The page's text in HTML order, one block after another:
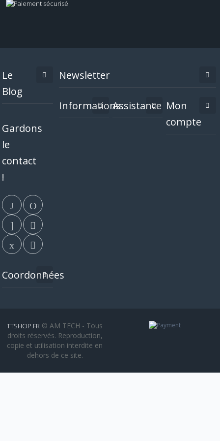
Le
Blog
Gardons
le
contact
!
Coordonnées
Newsletter
InformationsAssistance Mon
compte
TTSHOP.FR © AM TECH - Tous
droits réservés. Reproduction,
copie et utilisation interdite en
dehors de ce site.